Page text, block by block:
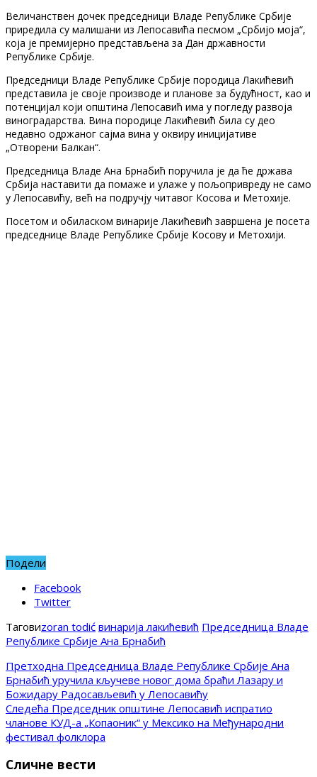
Величанствен дочек председници Владе Републике Србије
приредила су малишани из Лепосавића песмом „Србијо моја“,
која је премијерно представљена за Дан државности
Републике Србије.
Председници Владе Републике Србије породица Лакићевић
представила је своје производе и планове за будућност, као и
потенцијал који општина Лепосавић има у погледу развоја
виноградарства. Вина породице Лакићевић била су део
недавно одржаног сајма вина у оквиру иницијативе
„Отворени Балкан“.
Председница Владе Ана Брнабић поручила је да ће држава
Србија наставити да помаже и улаже у пољопривреду не само
у Лепосавићу, већ на подручју читавог Косова и Метохије.
Посетом и обиласком винарије Лакићевић завршена је посета
председнице Владе Републике Србије Косову и Метохији.
Подели
Facebook
Twitter
Таговиzoran todić винарија лакићевић Председница Владе
Републике Србије Ана Брнабић
Претходна Председница Владе Републике Србије Ана
Брнабић уручила кључеве новог дома браћи Лазару и
Божидару Радосављевић у Лепосавићу
Следећа Председник општине Лепосавић испратио
чланове КУД-а „Копаоник“ у Мексико на Међународни
фестивал фолклора
Сличне вести